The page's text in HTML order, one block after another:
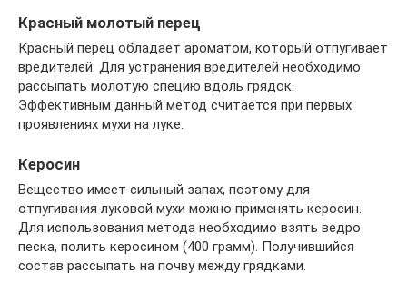
Красный молотый перец
Красный перец обладает ароматом, который отпугивает
вредителей. Для устранения вредителей необходимо
рассыпать молотую специю вдоль грядок.
Эффективным данный метод считается при первых
проявлениях мухи на луке.
Керосин
Вещество имеет сильный запах, поэтому для
отпугивания луковой мухи можно применять керосин.
Для использования метода необходимо взять ведро
песка, полить керосином (400 грамм). Получившийся
состав рассыпать на почву между грядками.